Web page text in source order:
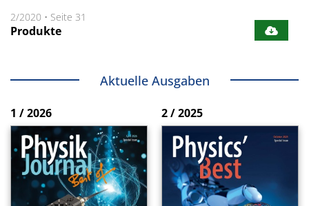
2/2020 • Seite 31
Produkte
Aktuelle Ausgaben
1 / 2026 2 / 2025